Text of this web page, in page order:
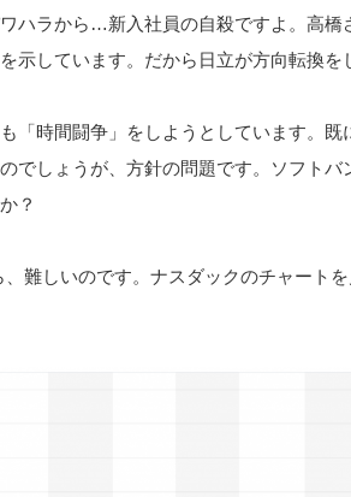
ハラから…新入社員の自殺ですよ。高橋
示しています。だから日立が方向転換を
「時間闘争」をしようとしています。
でしょうが、方針の問題です。ソフト
？
難しいのです。ナスダックのチャート